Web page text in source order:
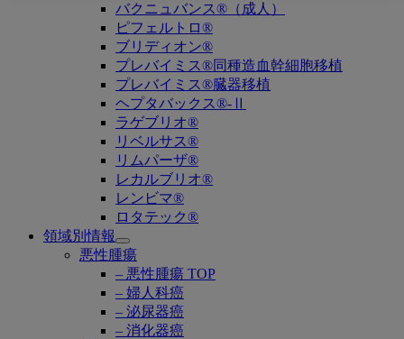
バクニュバンス®（成人）
ピフェルトロ®
ブリディオン®
プレバイミス®同種造血幹細胞移植
プレバイミス®臓器移植
ヘプタバックス®-Ⅱ
ラゲブリオ®
リベルサス®
リムパーザ®
レカルブリオ®
レンビマ®
ロタテック®
領域別情報
Open
submenu
悪性腫瘍
– 悪性腫瘍 TOP
– 婦人科癌
– 泌尿器癌
– 消化器癌